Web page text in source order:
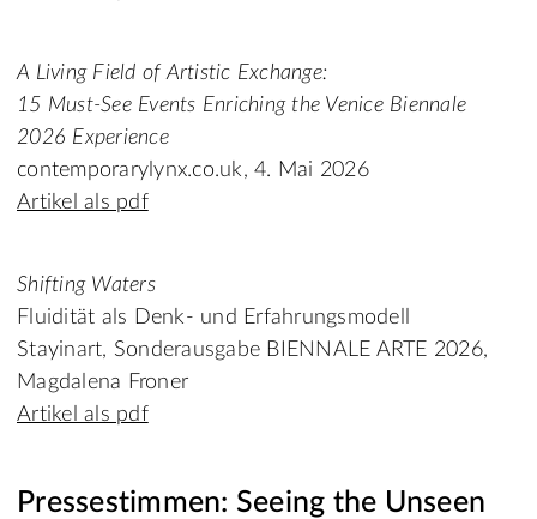
A Living Field of Artistic Exchange:
15 Must-See Events Enriching the Venice Biennale
2026 Experience
contemporarylynx.co.uk, 4. Mai 2026
Artikel als pdf
Shifting Waters
Fluidität als Denk- und Erfahrungsmodell
Stayinart, Sonderausgabe BIENNALE ARTE 2026,
Magdalena Froner
Artikel als pdf
Pressestimmen: Seeing the Unseen